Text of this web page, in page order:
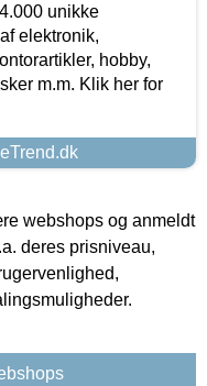
unikke
elektronik,
hobby,
m.m. Klik her for
webshops og anmeldt
deres prisniveau,